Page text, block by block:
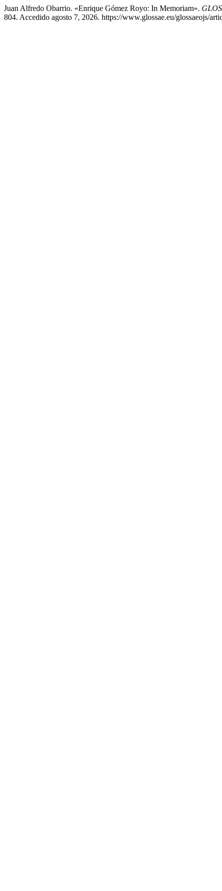
Juan Alfredo Obarrio. «Enrique Gómez Royo: In Memoriam».
804. Accedido agosto 7, 2026. https://www.glossae.eu/glossaeojs/